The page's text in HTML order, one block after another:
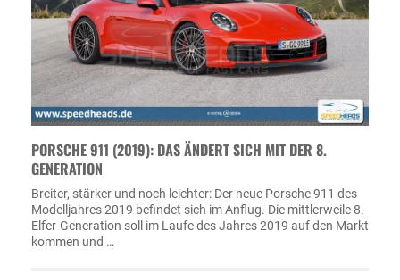
PORSCHE 911 (2019): DAS ÄNDERT SICH MIT DER 8.
GENERATION
Breiter, stärker und noch leichter: Der neue Porsche 911 des
Modelljahres 2019 befindet sich im Anflug. Die mittlerweile 8.
Elfer-Generation soll im Laufe des Jahres 2019 auf den Markt
kommen und …